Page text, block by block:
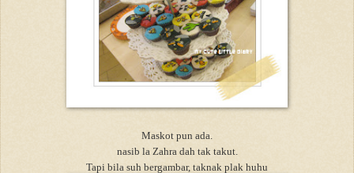
Maskot pun ada.
nasib la Zahra dah tak takut.
Tapi bila suh bergambar, taknak plak huhu